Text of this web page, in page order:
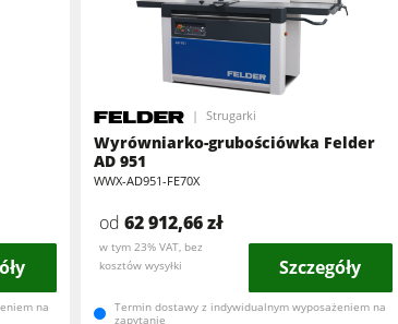
projektem
na
Strugarki
Wyrówniarko-grubościówka Felder
AD 951
WWX-AD951-FE70X
od 62 912,66 zł
w tym 23% VAT, bez
kosztów wysyłki
Szczegóły
Termin dostawy z indywidualnym wyposażeniem na
zapytanie